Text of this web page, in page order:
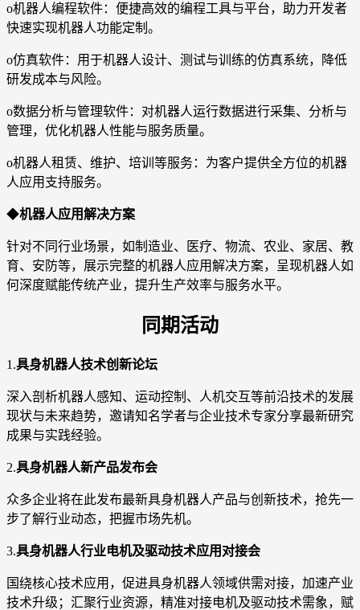
o机器人编程软件：便捷高效的编程工具与平台，助力开发者
快速实现机器人功能定制。
o仿真软件：用于机器人设计、测试与训练的仿真系统，降低
研发成本与风险。
o数据分析与管理软件：对机器人运行数据进行采集、分析与
管理，优化机器人性能与服务质量。
o机器人租赁、维护、培训等服务：为客户提供全方位的机器
人应用支持服务。
◆机器人应用解决方案
针对不同行业场景，如制造业、医疗、物流、农业、家居、教
育、安防等，展示完整的机器人应用解决方案，呈现机器人如
何深度赋能传统产业，提升生产效率与服务水平。
同期活动
1.具身机器人技术创新论坛
深入剖析机器人感知、运动控制、人机交互等前沿技术的发展
现状与未来趋势，邀请知名学者与企业技术专家分享最新研究
成果与实践经验。
2.具身机器人新产品发布会
众多企业将在此发布最新具身机器人产品与创新技术，抢先一
步了解行业动态，把握市场先机。
3.具身机器人行业电机及驱动技术应用对接会
国绕核心技术应用，促进具身机器人领域供需对接，加速产业
技术升级；汇聚行业资源，精准对接电机及驱动技术需象，赋